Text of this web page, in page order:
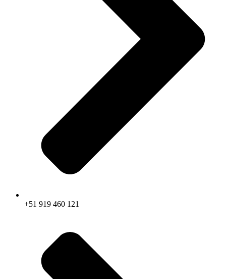
+51 919 460 121